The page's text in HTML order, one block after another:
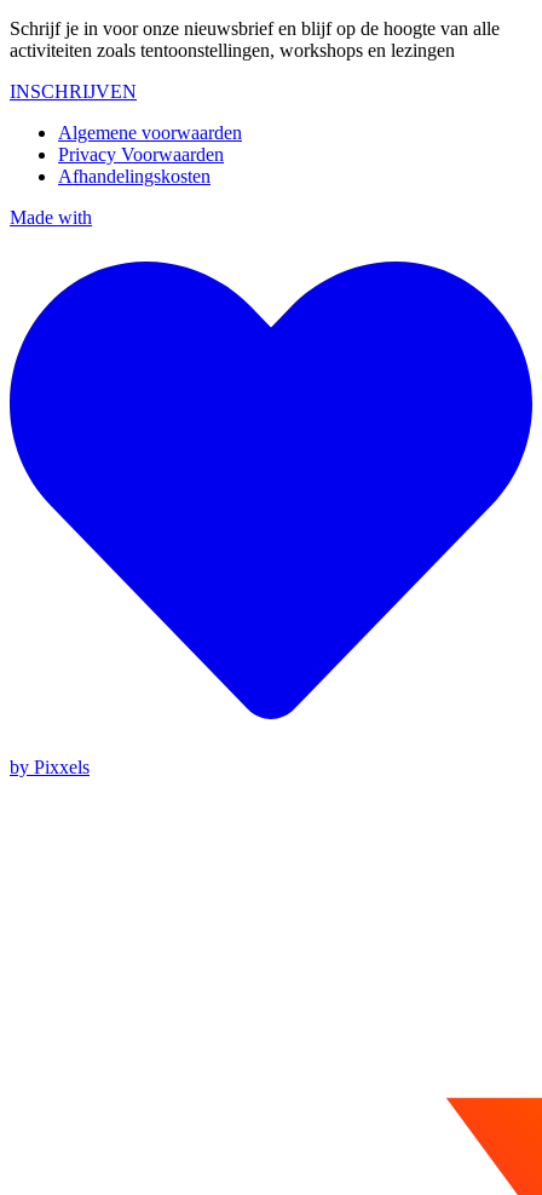
Schrijf je in voor onze nieuwsbrief en blijf op de hoogte van alle
activiteiten zoals tentoonstellingen, workshops en lezingen
INSCHRIJVEN
Algemene voorwaarden
Privacy Voorwaarden
Afhandelingskosten
Made with
by Pixxels